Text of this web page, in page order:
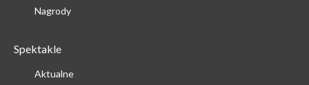
Nagrody
Spektakle
Aktualne